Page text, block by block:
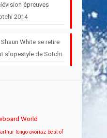
épreuves
2014
White se retire
slopestyle de Sotchi
World
arthur longo avoriaz best of